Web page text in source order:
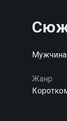
Мужчина
Жанр